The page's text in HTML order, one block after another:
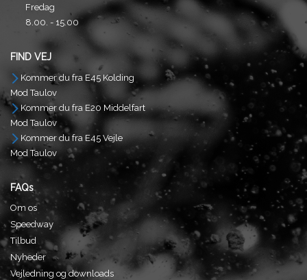
Fredag
8.00. - 15.00
FIND VEJ
Kommer du fra E45 Kolding
Mod Taulov
Kommer du fra E20 Middelfart
Mod Taulov
Kommer du fra E45 Vejle
Mod Taulov
FAQs
Om os
Speedway
Tilbud
Nyheder
Vejledning og downloads